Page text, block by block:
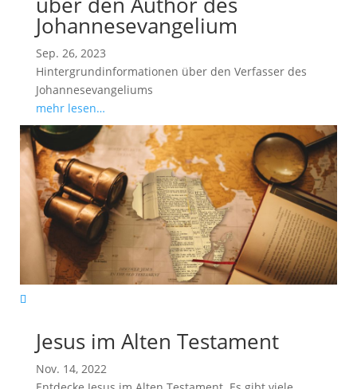
Johannesevangelium
Sep. 26, 2023
Hintergrundinformationen über den Verfasser des
Johannesevangeliums
mehr lesen…
Jesus im Alten Testament
Nov. 14, 2022